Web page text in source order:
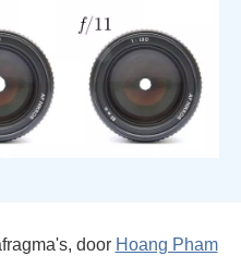
door Hoang Pham